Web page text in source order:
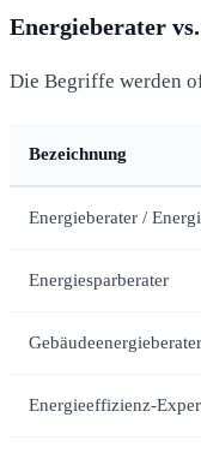
Energieberater
Die Begriffe werden
Bezeichnung
Energieberater /
Energiesparberater
Energieeffizienz-